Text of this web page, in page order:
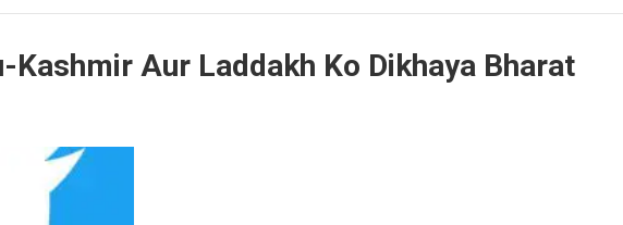
Aur Laddakh Ko Dikhaya Bharat